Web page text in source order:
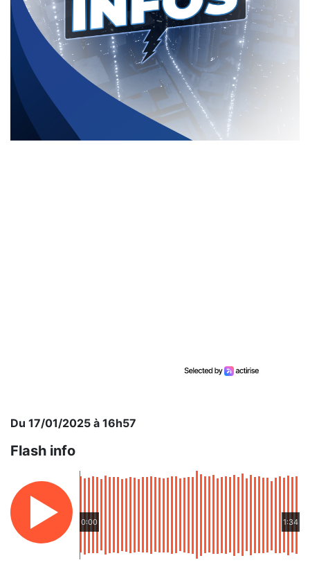
Du 17/01/2025 à 16h57
Flash info
0:00 1:34